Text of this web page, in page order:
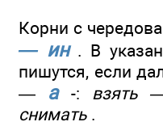
Корни с
— ин. В
пишутся, если
— а-: взять
снимать .